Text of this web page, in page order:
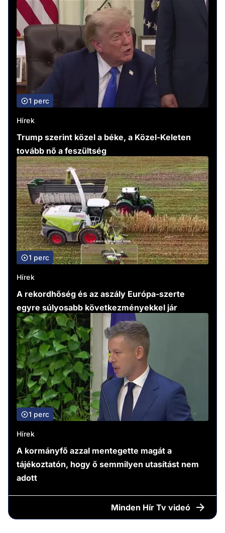
1 perc
Hírek
Trump szerint közel a béke, a Közel-Keleten
tovább nő a feszültség
1 perc
Hírek
A rekordhőség és az aszály Európa-szerte
egyre súlyosabb következményekkel jár
1 perc
Hírek
A kormányfő azzal mentegette magát a
tájékoztatón, hogy ő semmilyen utasítást nem
adott
Minden Hír Tv videó